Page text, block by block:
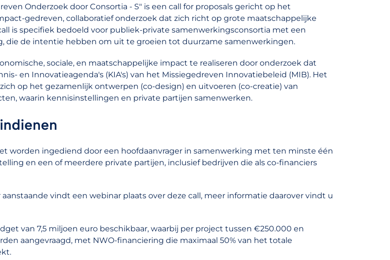
Onderzoek door Consortia - S" is een call for proposals gericht op het
gedreven, collaboratief onderzoek dat zich richt op grote maatschappelijke
is specifiek bedoeld voor publiek-private samenwerkingsconsortia met een
die de intentie hebben om uit te groeien tot duurzame samenwerkingen.
sociale, en maatschappelijke impact te realiseren door onderzoek dat
en Innovatieagenda's (KIA's) van het Missiegedreven Innovatiebeleid (MIB). Het
op het gezamenlijk ontwerpen (co-design) en uitvoeren (co-creatie) van
waarin kennisinstellingen en private partijen samenwerken.
worden ingediend door een hoofdaanvrager in samenwerking met ten minste één
en een of meerdere private partijen, inclusief bedrijven die als co-financiers
vindt een webinar plaats over deze call, meer informatie daarover vindt u
van 7,5 miljoen euro beschikbaar, waarbij per project tussen €250.000 en
aangevraagd, met NWO-financiering die maximaal 50% van het totale